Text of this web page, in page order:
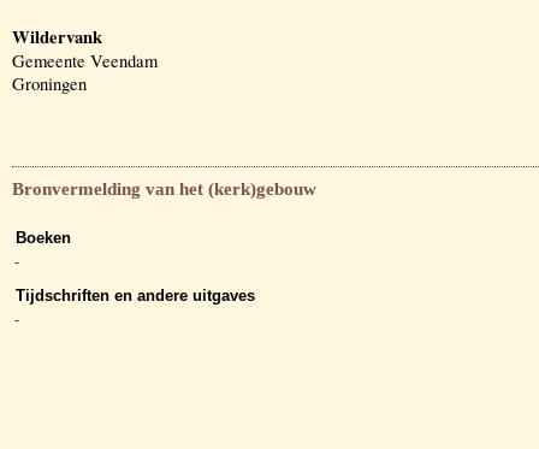
Wildervank
Gemeente Veendam
Groningen
Bronvermelding van het (kerk)gebouw
Boeken
-
Tijdschriften en andere uitgaves
-